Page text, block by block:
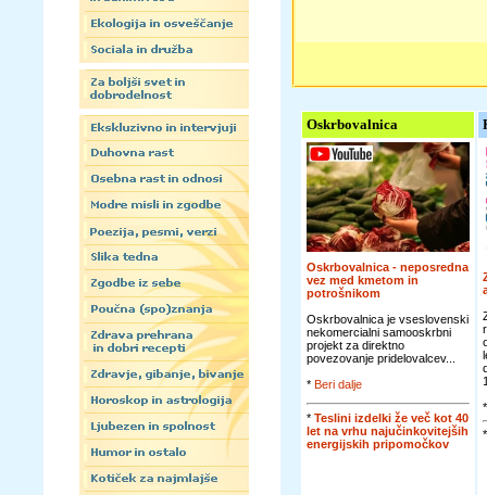
Oskrbovalnica
Oskrbovalnica - neposredna
vez med kmetom in
potrošnikom
Oskrbovalnica je vseslovenski
nekomercialni samooskrbni
projekt za direktno
povezovanje pridelovalcev...
* Beri dalje
* Teslini izdelki že več kot 40
let na vrhu najučinkovitejših
energijskih pripomočkov